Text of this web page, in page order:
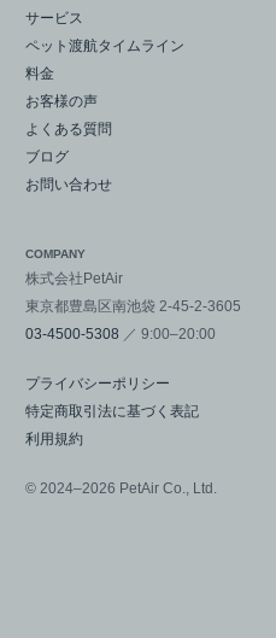
サービス
ペット渡航タイムライン
料金
お客様の声
よくある質問
ブログ
お問い合わせ
COMPANY
株式会社PetAir
東京都豊島区南池袋 2-45-2-3605
03-4500-5308 ／ 9:00–20:00
プライバシーポリシー
特定商取引法に基づく表記
利用規約
© 2024–2026 PetAir Co., Ltd.